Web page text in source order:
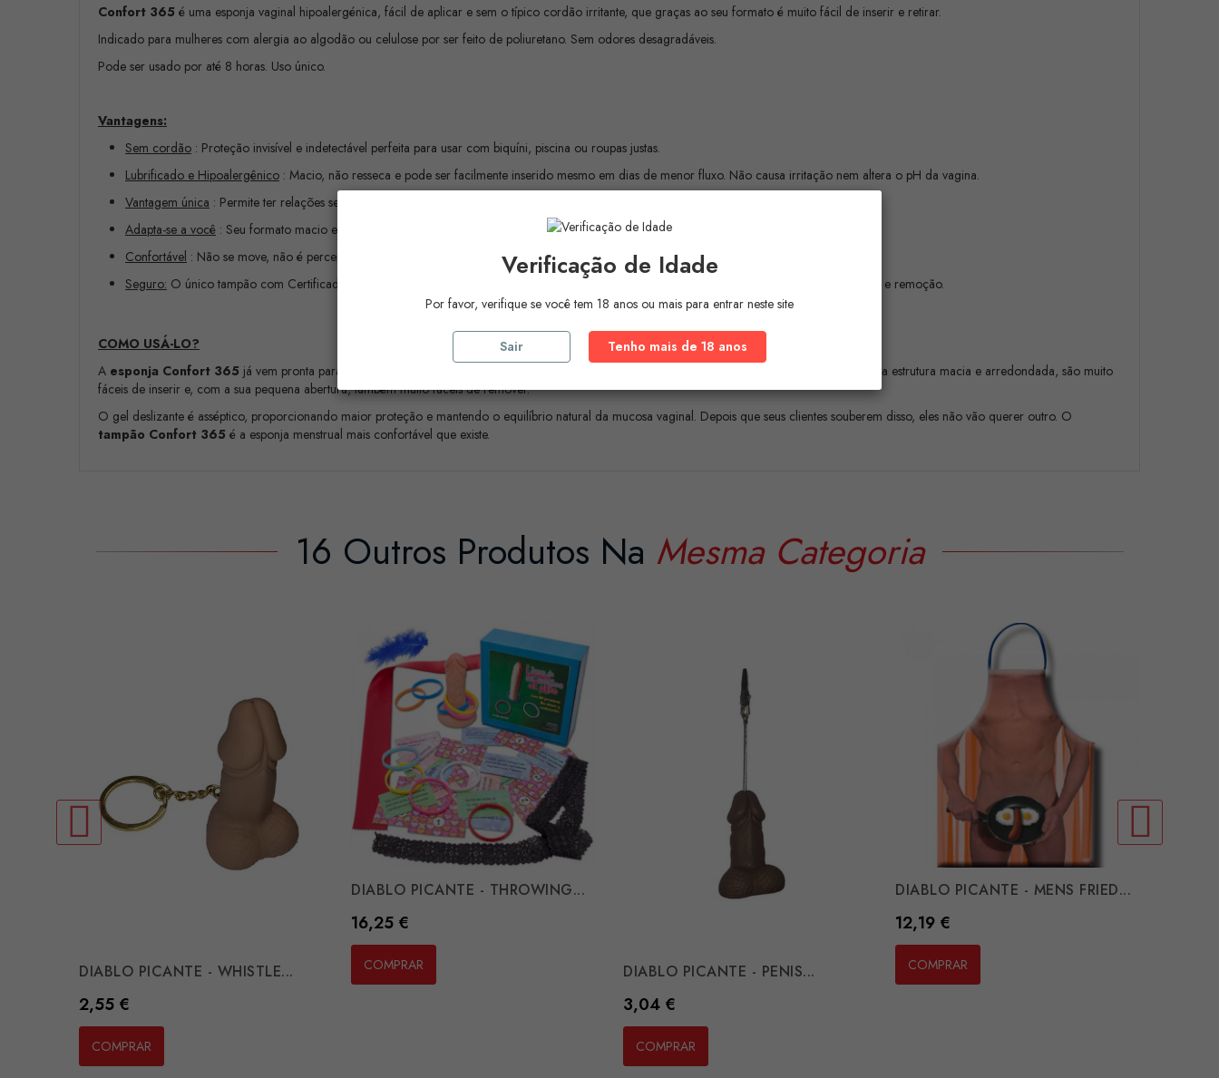
Confort 365 é uma esponja vaginal hipoalergénica, fácil de aplicar e sem o típico cordão irritante, que graças ao seu formato é muito fácil de inserir e retirar.
Indicado para mulheres com alergia ao algodão ou celulose por ser feito de poliuretano. Sem odores desagradáveis.
Pode ser usado por até 8 horas. Uso único.
Vantagens:
Sem cordão : Proteção invisível e indetectável perfeita para usar com biquíni, piscina ou roupas justas.
Lubrificado e Hipoalergênico : Macio, não resseca e pode ser facilmente inserido mesmo em dias de menor fluxo. Não causa irritação nem altera o pH da vagina.
Vantagem única : Permite ter relações sexuais sem que o parceiro perceba ou se suje.
Adapta-se a você : Seu formato macio e flexível se adapta perfeitamente ao corpo feminino.
Confortável : Não se move, não é perceptível.
Seguro: O único tampão com Certificados Iso e Código Farmacêutico Nacional fabricado na Europa. Seu prático furo permite fácil colocação e remoção.
COMO USÁ-LO?
A esponja Confort 365 já vem pronta para colocar e se adapta perfeitamente ao formato do corpo feminino. Graças ao seu gel deslizante e à sua estrutura macia e arredondada, são muito
fáceis de inserir e, com a sua pequena abertura, também muito fáceis de remover.
O gel deslizante é asséptico, proporcionando maior proteção e mantendo o equilíbrio natural da mucosa vaginal. Depois que seus clientes souberem disso, eles não vão querer outro. O
tampão Confort 365 é a esponja menstrual mais confortável que existe.
16 Outros Produtos Na Mesma Categoria
DIABLO PICANTE - WHISTLE...
Preço
2,55 €
COMPRAR
DIABLO PICANTE - THROWING...
Preço
16,25 €
COMPRAR DIABLO PICANTE - PENIS...
Preço
3,04 €
COMPRAR
DIABLO PICANTE - MENS FRIED...
Preço
12,19 €
COMPRAR
Verificação de Idade
Por favor, verifique se você tem 18 anos ou mais para entrar neste site
Sair Tenho mais de 18 anos